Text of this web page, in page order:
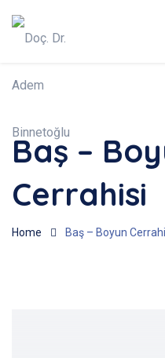
Baş –
Cerrahisi
Home Baş – Boyun